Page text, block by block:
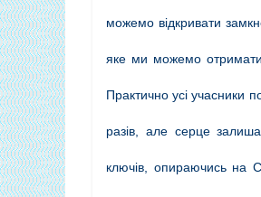
можемо відкривати
яке ми можемо
Практично усі учасники
разів, але серце
ключів, опираючись на